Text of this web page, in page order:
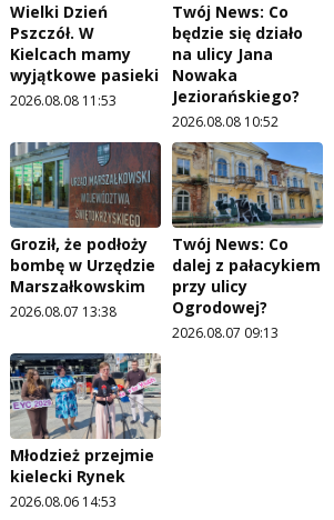
Wielki Dzień
Pszczół. W
Kielcach mamy
wyjątkowe pasieki
2026.08.08 11:53
Twój News: Co
będzie się działo
na ulicy Jana
Nowaka
Jeziorańskiego?
2026.08.08 10:52
Groził, że podłoży
bombę w Urzędzie
Marszałkowskim
2026.08.07 13:38
Twój News: Co
dalej z pałacykiem
przy ulicy
Ogrodowej?
2026.08.07 09:13
Młodzież przejmie
kielecki Rynek
2026.08.06 14:53